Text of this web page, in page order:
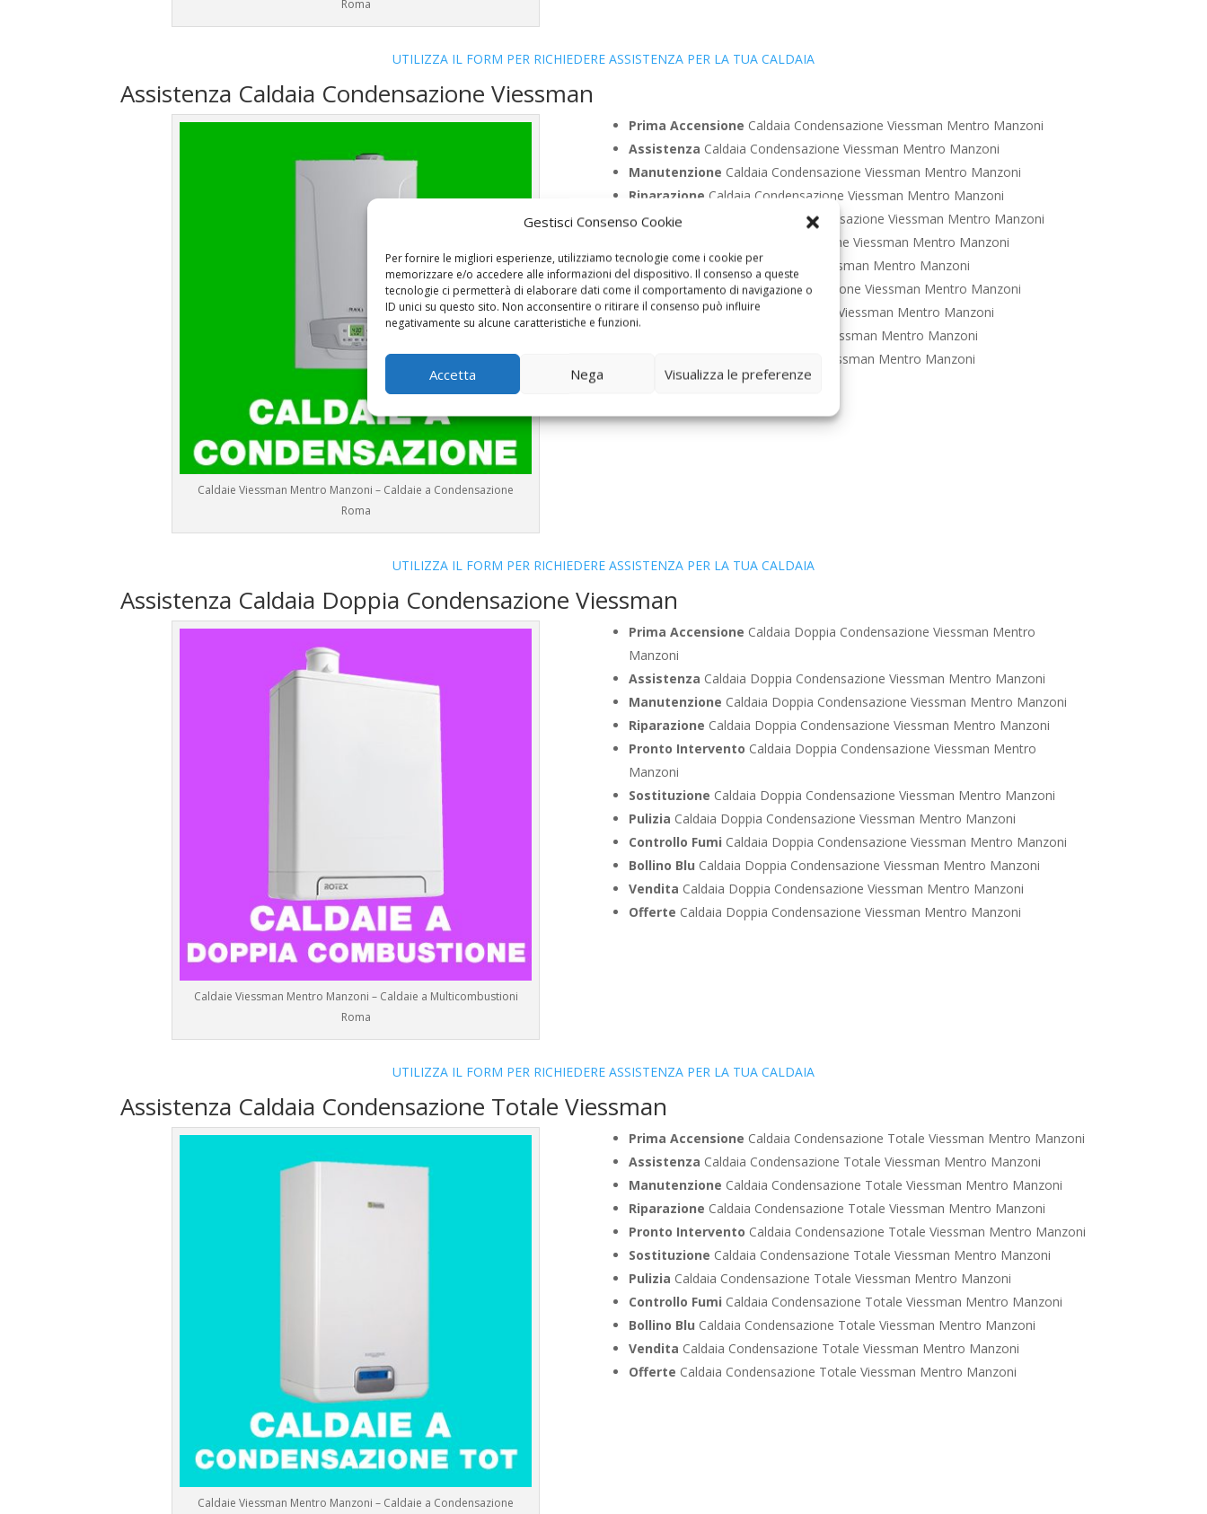
Gestisci Consenso Cookie
Per fornire le migliori esperienze, utilizziamo tecnologie come i cookie per
memorizzare e/o accedere alle informazioni del dispositivo. Il consenso a queste
tecnologie ci permetterà di elaborare dati come il comportamento di navigazione o
ID unici su questo sito. Non acconsentire o ritirare il consenso può influire
negativamente su alcune caratteristiche e funzioni.
Accetta Nega Visualizza le preferenze
Roma
UTILIZZA IL FORM PER RICHIEDERE ASSISTENZA PER LA TUA CALDAIA
Assistenza Caldaia Condensazione Viessman
Caldaie Viessman Mentro Manzoni – Caldaie a Condensazione
Roma
Prima Accensione Caldaia Condensazione Viessman Mentro Manzoni
Assistenza Caldaia Condensazione Viessman Mentro Manzoni
Manutenzione Caldaia Condensazione Viessman Mentro Manzoni
Riparazione Caldaia Condensazione Viessman Mentro Manzoni
Pronto Intervento
Caldaia Condensazione Viessman Mentro Manzoni
Caldaia Condensazione Viessman Mentro Manzoni
Pulizia Caldaia Condensazione Viessman Mentro Manzoni
Controllo FumiCaldaia Condensazione Viessman Mentro Manzoni
Bollino BluCaldaia Condensazione Viessman Mentro Manzoni
Caldaia Condensazione Viessman Mentro Manzoni
Caldaia Condensazione Viessman Mentro Manzoni
UTILIZZA IL FORM PER RICHIEDERE ASSISTENZA PER LA TUA CALDAIA
Assistenza Caldaia Doppia Condensazione Viessman
Caldaie Viessman Mentro Manzoni – Caldaie a Multicombustioni
Roma
Prima Accensione Caldaia Doppia Condensazione Viessman Mentro
Manzoni
Assistenza Caldaia Doppia Condensazione Viessman Mentro Manzoni
Manutenzione Caldaia Doppia Condensazione Viessman Mentro Manzoni
Riparazione Caldaia Doppia Condensazione Viessman Mentro Manzoni
Pronto Intervento Caldaia Doppia Condensazione Viessman Mentro
Manzoni
Sostituzione Caldaia Doppia Condensazione Viessman Mentro Manzoni
Pulizia Caldaia Doppia Condensazione Viessman Mentro Manzoni
Controllo Fumi Caldaia Doppia Condensazione Viessman Mentro Manzoni
Bollino Blu Caldaia Doppia Condensazione Viessman Mentro Manzoni
Vendita Caldaia Doppia Condensazione Viessman Mentro Manzoni
Offerte Caldaia Doppia Condensazione Viessman Mentro Manzoni
UTILIZZA IL FORM PER RICHIEDERE ASSISTENZA PER LA TUA CALDAIA
Assistenza Caldaia Condensazione Totale Viessman
Caldaie Viessman Mentro Manzoni – Caldaie a Condensazione
Prima Accensione Caldaia Condensazione Totale Viessman Mentro Manzoni
Assistenza Caldaia Condensazione Totale Viessman Mentro Manzoni
Manutenzione Caldaia Condensazione Totale Viessman Mentro Manzoni
Riparazione Caldaia Condensazione Totale Viessman Mentro Manzoni
Pronto Intervento Caldaia Condensazione Totale Viessman Mentro Manzoni
Sostituzione Caldaia Condensazione Totale Viessman Mentro Manzoni
Pulizia Caldaia Condensazione Totale Viessman Mentro Manzoni
Controllo Fumi Caldaia Condensazione Totale Viessman Mentro Manzoni
Bollino Blu Caldaia Condensazione Totale Viessman Mentro Manzoni
Vendita Caldaia Condensazione Totale Viessman Mentro Manzoni
Offerte Caldaia Condensazione Totale Viessman Mentro Manzoni